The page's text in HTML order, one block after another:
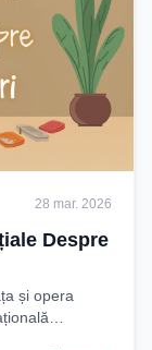
28 mar. 2026
Despre
și opera